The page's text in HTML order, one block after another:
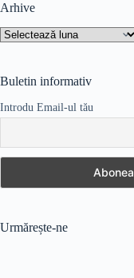
Arhive
Arhive
Buletin informativ
Introdu Email-ul tău
Urmărește-ne